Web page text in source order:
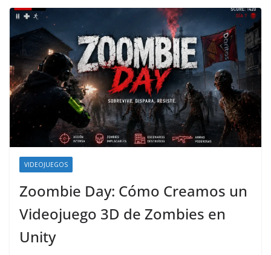
VIDEOJUEGOS
Zoombie Day: Cómo Creamos un
Videojuego 3D de Zombies en
Unity